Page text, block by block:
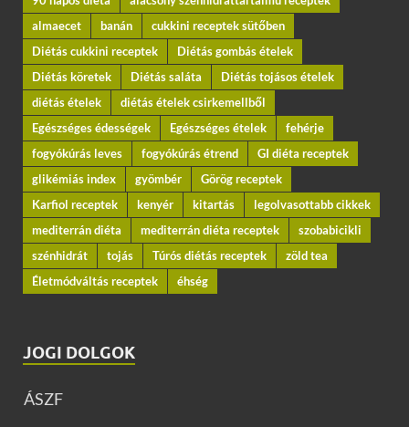
almaecet
banán
cukkini receptek sütőben
Diétás cukkini receptek
Diétás gombás ételek
Diétás köretek
Diétás saláta
Diétás tojásos ételek
diétás ételek
diétás ételek csirkemellből
Egészséges édességek
Egészséges ételek
fehérje
fogyókúrás leves
fogyókúrás étrend
GI diéta receptek
glikémiás index
gyömbér
Görög receptek
Karfiol receptek
kenyér kitartás
legolvasottabb cikkek
mediterrán diéta
mediterrán diéta receptek
szobabicikli
szénhidrát
tojás Túrós diétás receptek
zöld tea
Életmódváltás receptek
éhség
JOGI DOLGOK
ÁSZF